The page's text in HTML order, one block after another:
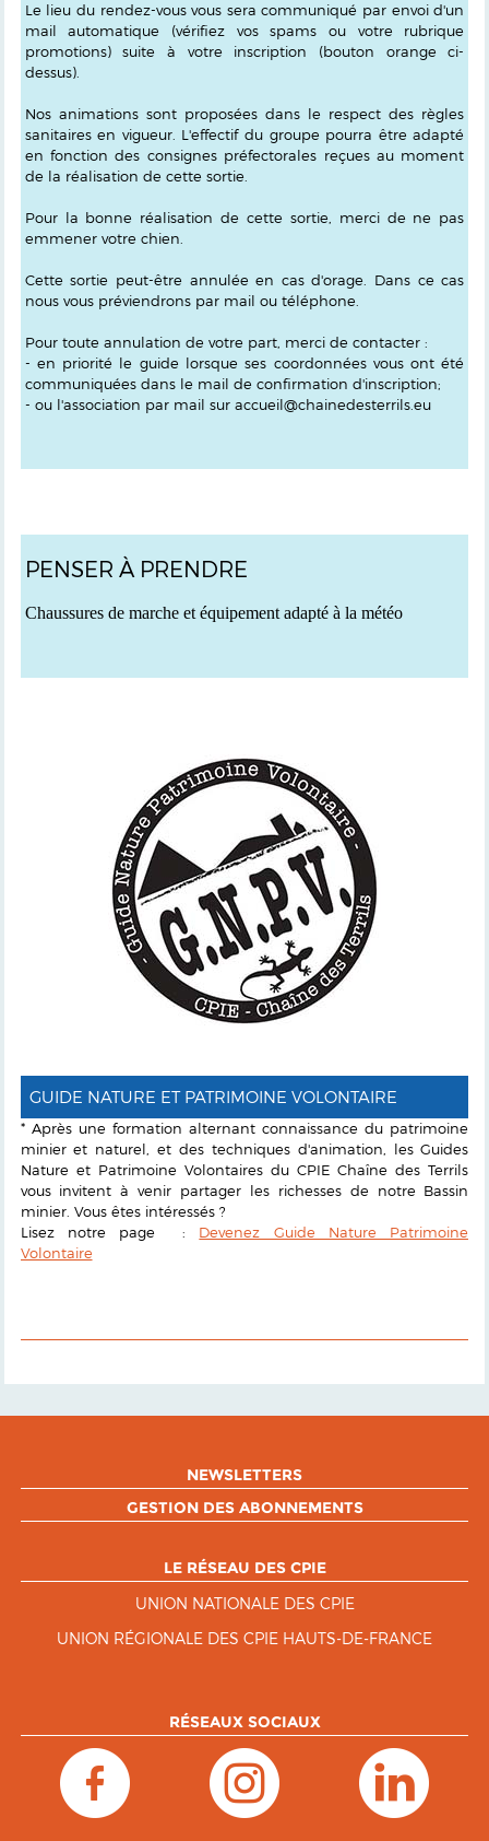
Le lieu du rendez-vous vous sera communiqué par envoi d'un
mail automatique (vérifiez vos spams ou votre rubrique
promotions) suite à votre inscription (bouton orange ci-
dessus).
Nos animations sont proposées dans le respect des règles
sanitaires en vigueur. L'effectif du groupe pourra être adapté
en fonction des consignes préfectorales reçues au moment
de la réalisation de cette sortie.
Pour la bonne réalisation de cette sortie, merci de ne pas
emmener votre chien.
Cette sortie peut-être annulée en cas d'orage. Dans ce cas
nous vous préviendrons par mail ou téléphone.
Pour toute annulation de votre part, merci de contacter :
- en priorité le guide lorsque ses coordonnées vous ont été
communiquées dans le mail de confirmation d'inscription;
- ou l'association par mail sur accueil@chainedesterrils.eu
PENSER À PRENDRE
Chaussures de marche et équipement adapté à la météo
GUIDE NATURE ET PATRIMOINE VOLONTAIRE
* Après une formation alternant connaissance du patrimoine
minier et naturel, et des techniques d'animation, les Guides
Nature et Patrimoine Volontaires du CPIE Chaîne des Terrils
vous invitent à venir partager les richesses de notre Bassin
minier. Vous êtes intéressés ?
Lisez notre page : Devenez Guide Nature Patrimoine
Volontaire
NEWSLETTERS
GESTION DES ABONNEMENTS
LE RÉSEAU DES CPIE
UNION NATIONALE DES CPIE
UNION RÉGIONALE DES CPIE HAUTS-DE-FRANCE
RÉSEAUX SOCIAUX